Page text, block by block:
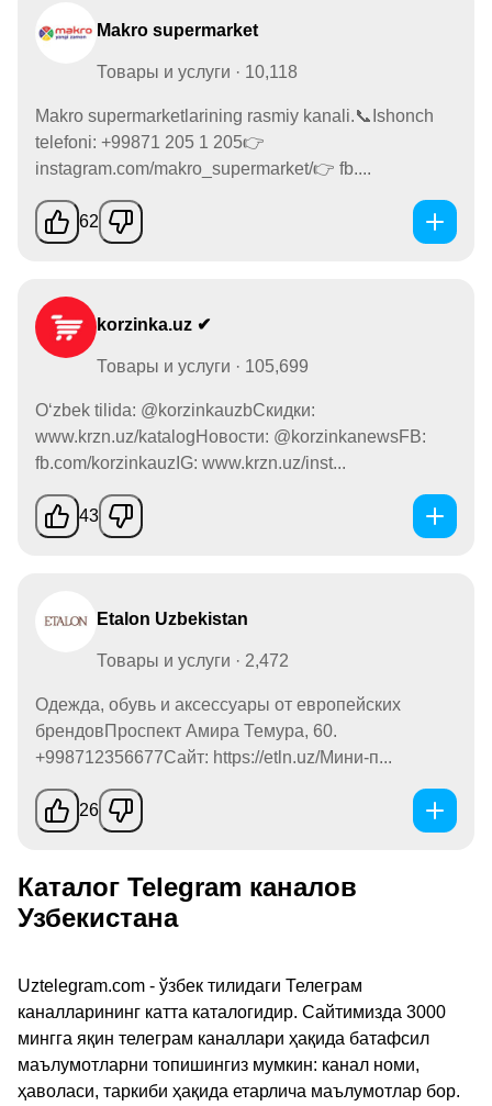
Makro supermarket
Товары и услуги · 10,118
Makro supermarketlarining rasmiy kanali.📞Ishonch
telefoni: +99871 205 1 205👉
instagram.com/makro_supermarket/👉 fb....
62
korzinka.uz ✔
Товары и услуги · 105,699
O‘zbek tilida: @korzinkauzbСкидки:
www.krzn.uz/katalogНовости: @korzinkanewsFB:
fb.com/korzinkauzIG: www.krzn.uz/inst...
43
Etalon Uzbekistan
Товары и услуги · 2,472
Одежда, обувь и аксессуары от европейских
брендовПроспект Амира Темура, 60.
+998712356677Сайт: https://etln.uz/Мини-п...
26
Каталог Telegram каналов
Узбекистана
Uztelegram.com - ўзбек тилидаги Телеграм
каналларининг катта каталогидир. Сайтимизда 3000
мингга яқин телеграм каналлари ҳақида батафсил
маълумотларни топишингиз мумкин: канал номи,
ҳаволаси, таркиби ҳақида етарлича маълумотлар бор.